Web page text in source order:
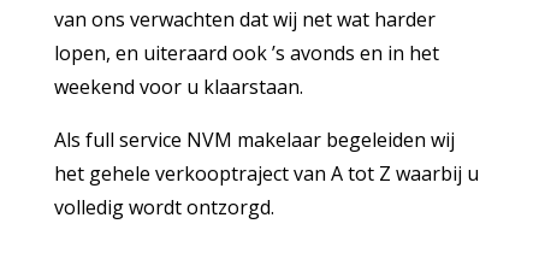
van ons verwachten dat wij net wat harder
lopen, en uiteraard ook ’s avonds en in het
weekend voor u klaarstaan.
Als full service NVM makelaar begeleiden wij
het gehele verkooptraject van A tot Z waarbij u
volledig wordt ontzorgd.